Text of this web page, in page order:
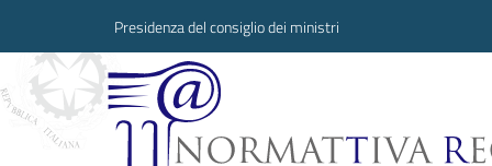
Presidenza del consiglio dei ministri